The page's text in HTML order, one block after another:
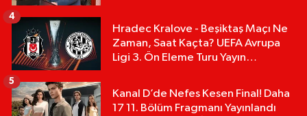
Hradec Kralove - Beşiktaş Maçı Ne
Zaman, Saat Kaçta? UEFA Avrupa
Ligi 3. Ön Eleme Turu Yayın
4
Kanal D’de Nefes Kesen Final! Daha
17 11. Bölüm Fragmanı Yayınlandı
5